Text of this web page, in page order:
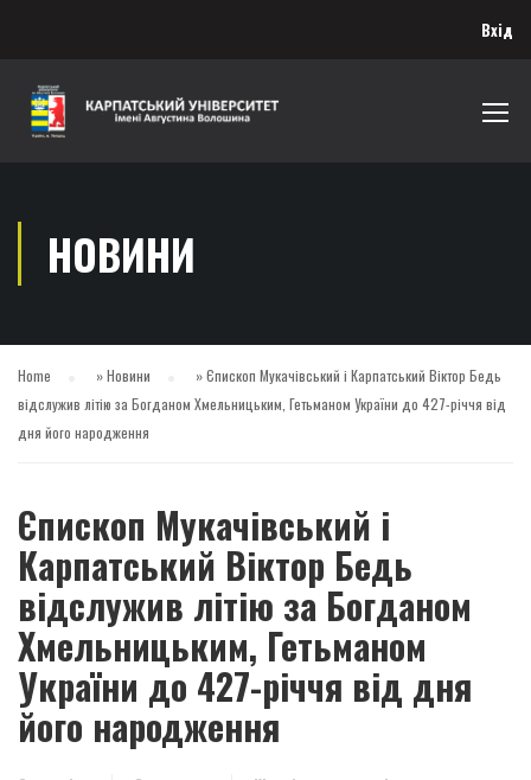
Вхід
НОВИНИ
Home »Новини »Єпископ Мукачівський і Карпатський Віктор Бедь
відслужив літію за Богданом Хмельницьким, Гетьманом України до 427-річчя від
дня його народження
Єпископ Мукачівський і
Карпатський Віктор Бедь
відслужив літію за Богданом
Хмельницьким, Гетьманом
України до 427-річчя від дня
його народження